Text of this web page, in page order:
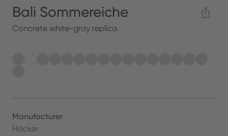
Bali Sommereiche
Concrete white-gray replica
Manufacturer
Häcker